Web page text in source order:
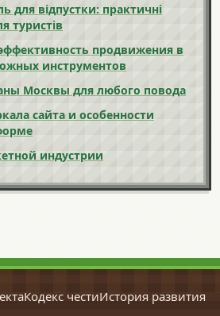
для відпустки: практичні
туристів
продвижения в
инструментов
Москвы для любого повода
сайта и особенности
индустрии
Кодекс честиИстория развития